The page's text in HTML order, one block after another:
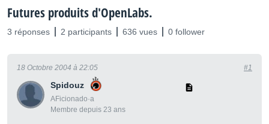
Futures produits d'OpenLabs.
3 réponses 2 participants 636 vues 0 follower
Spidouz
AFicionado·a
Membre depuis 23 ans
18 Octobre 2004 à 22:05 #1